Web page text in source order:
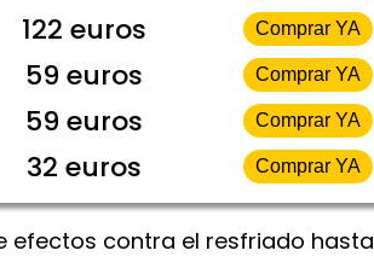
122 euros Comprar YA
59 euros Comprar YA
59 euros Comprar YA
32 euros Comprar YA
efectos contra el resfriado hasta